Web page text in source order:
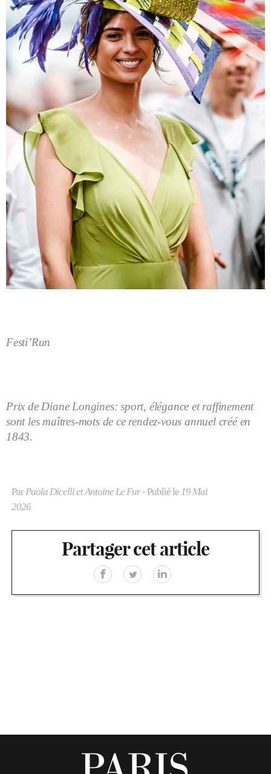
Festi’Run
Prix de Diane Longines: sport, élégance et raffinement
sont les maîtres-mots de ce rendez-vous annuel créé en
1843.
ParPaola Dicelli et Antoine Le Fur- Publié le 19 Mai
2026
Partager cet article